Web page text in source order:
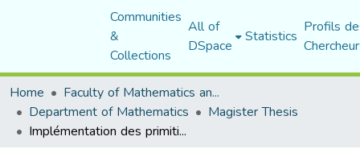
Communities
&
Collections
All of
DSpace Statistics Profils
Home
Faculty of Mathematics and Computer Science
Department of Mathematics Magister Thesis
Implémentation des primitives cryptographiques dans les réseaux de capteurs sans fil